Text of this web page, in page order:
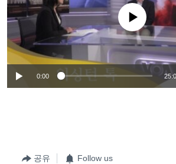
No media source currently
0:00
공유 Follow us